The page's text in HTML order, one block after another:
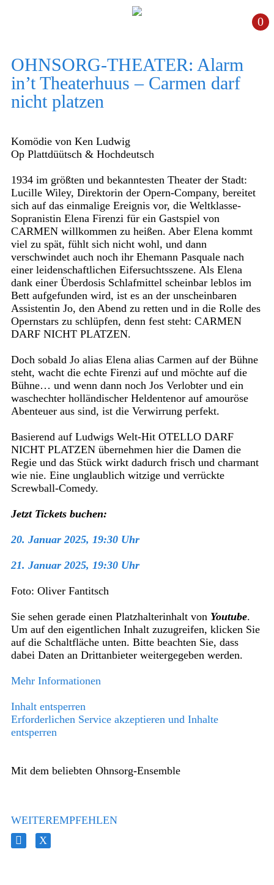
0
OHNSORG-THEATER: Alarm
in’t Theaterhuus – Carmen darf
nicht platzen
Komödie von Ken Ludwig
Op Plattdüütsch & Hochdeutsch
1934 im größten und bekanntesten Theater der Stadt:
Lucille Wiley, Direktorin der Opern-Company, bereitet
sich auf das einmalige Ereignis vor, die Weltklasse-
Sopranistin Elena Firenzi für ein Gastspiel von
CARMEN willkommen zu heißen. Aber Elena kommt
viel zu spät, fühlt sich nicht wohl, und dann
verschwindet auch noch ihr Ehemann Pasquale nach
einer leidenschaftlichen Eifersuchtsszene. Als Elena
dank einer Überdosis Schlafmittel scheinbar leblos im
Bett aufgefunden wird, ist es an der unscheinbaren
Assistentin Jo, den Abend zu retten und in die Rolle des
Opernstars zu schlüpfen, denn fest steht: CARMEN
DARF NICHT PLATZEN.
Doch sobald Jo alias Elena alias Carmen auf der Bühne
steht, wacht die echte Firenzi auf und möchte auf die
Bühne… und wenn dann noch Jos Verlobter und ein
waschechter holländischer Heldentenor auf amouröse
Abenteuer aus sind, ist die Verwirrung perfekt.
Basierend auf Ludwigs Welt-Hit OTELLO DARF
NICHT PLATZEN übernehmen hier die Damen die
Regie und das Stück wirkt dadurch frisch und charmant
wie nie. Eine unglaublich witzige und verrückte
Screwball-Comedy.
Jetzt Tickets buchen:
20. Januar 2025, 19:30 Uhr
21. Januar 2025, 19:30 Uhr
Foto: Oliver Fantitsch
Sie sehen gerade einen Platzhalterinhalt von Youtube.
Um auf den eigentlichen Inhalt zuzugreifen, klicken Sie
auf die Schaltfläche unten. Bitte beachten Sie, dass
dabei Daten an Drittanbieter weitergegeben werden.
Mehr Informationen
Inhalt entsperren
Erforderlichen Service akzeptieren und Inhalte
entsperren
Mit dem beliebten Ohnsorg-Ensemble
WEITEREMPFEHLEN